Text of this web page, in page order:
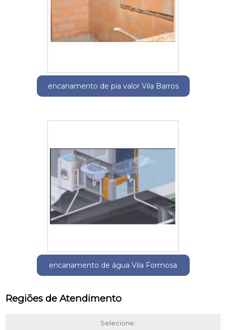
encanamento de pia valor Vila Barros
encanamento de água Vila Formosa
Regiões de Atendimento
Selecione: